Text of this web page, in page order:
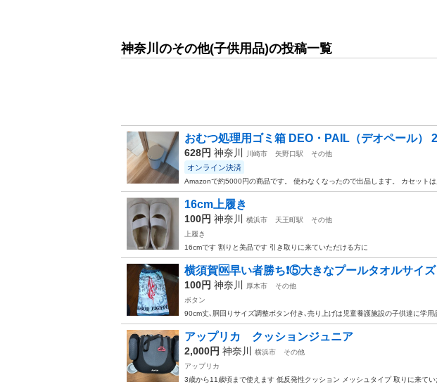
神奈川のその他(子供用品)の投稿一覧
おむつ処理用ゴミ箱 DEO・PAIL（デオペール）
628円 神奈川 川崎市 矢野口駅 その他
オンライン決済
Amazonで約5000円の商品です。 使わなくなったので出品します。 カセットは
16cm上履き
100円 神奈川 横浜市 天王町駅
その他
上履き
16cmです 割りと美品です 引き取りに来ていただける方に
横須賀🆗早い者勝ち❗️⑤大きなプールタオルサイズ
100円 神奈川 厚木市
その他
ボタン
90cm丈､胴回りサイズ調整ボタン付き､売り上げは児童養護施設の子供達に学用
アップリカ クッションジュニア
2,000円 神奈川 横浜市
その他
アップリカ
3歳から11歳頃まで使えます 低反発性クッション メッシュタイプ 取りに来て